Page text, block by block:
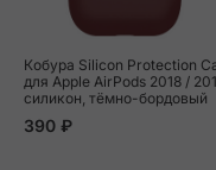
Кобура Silicon Protection
для Apple AirPods 2018 /
силикон, тёмно-бордовый
390 ₽